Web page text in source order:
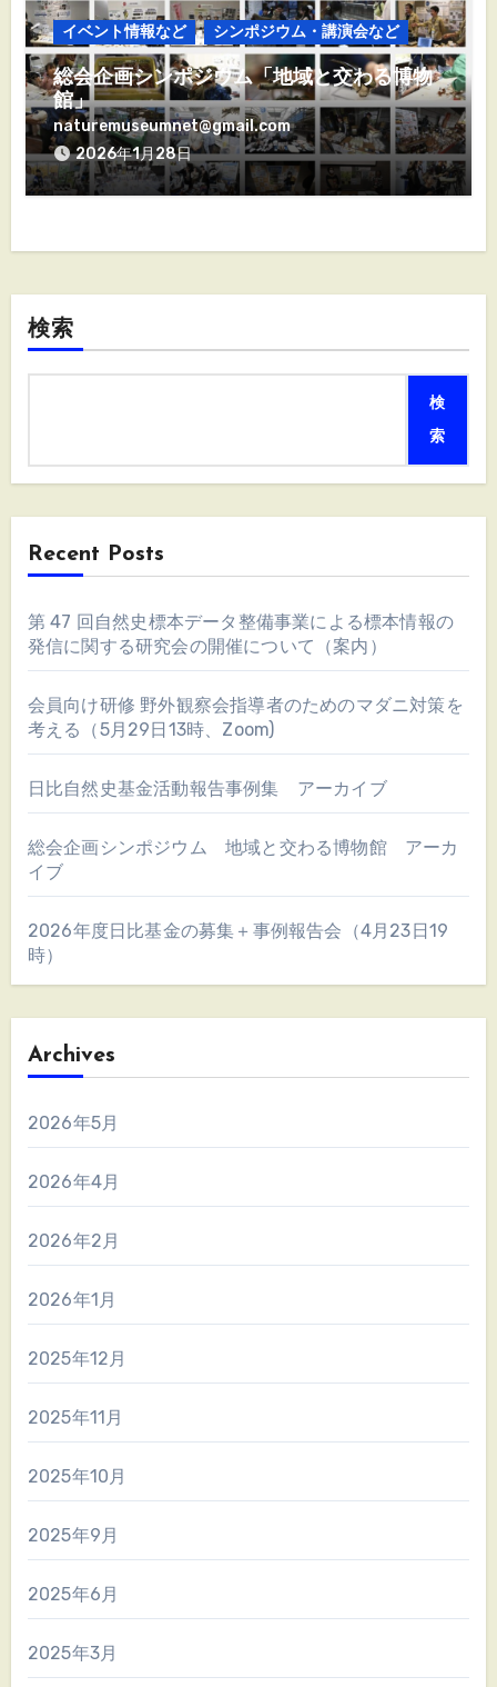
イベント情報など シンポジウム・講演会など
総会企画シンポジウム「地域と交わる博物
館」
naturemuseumnet@gmail.com
2026年1月28日
検索
検
索
Recent Posts
第 47 回自然史標本データ整備事業による標本情報の
発信に関する研究会の開催について（案内）
会員向け研修 野外観察会指導者のためのマダニ対策を
考える（5月29日13時、Zoom)
日比自然史基金活動報告事例集 アーカイブ
総会企画シンポジウム 地域と交わる博物館 アーカ
イブ
2026年度日比基金の募集＋事例報告会（4月23日19
時）
Archives
2026年5月
2026年4月
2026年2月
2026年1月
2025年12月
2025年11月
2025年10月
2025年9月
2025年6月
2025年3月